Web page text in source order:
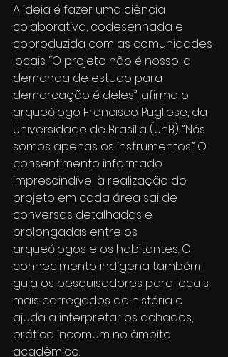
A ideia é fazer uma ciência
colaborativa, codesenhada e
coproduzida com as comunidades
locais. “O projeto não é nosso, a
demanda de estudo para
demarcação é deles”, afirma o
arqueólogo Francisco Pugliese, da
Universidade de Brasília (UnB). “Nós
somos apenas os instrumentos.” O
consentimento informado
imprescindível à realização do
projeto em cada área sai de
conversas detalhadas e
prolongadas entre os
arqueólogos e os habitantes. O
conhecimento indígena também
guia os pesquisadores para locais
mais carregados de história e
ajuda a interpretar os achados,
prática incomum no âmbito
acadêmico.